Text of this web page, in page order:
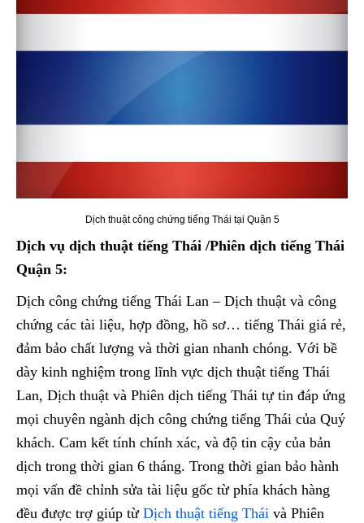
Dịch thuật công chứng tiếng Thái tại Quận 5
Dịch vụ dịch thuật tiếng Thái /Phiên dịch tiếng Thái
Quận 5:
Dịch công chứng tiếng Thái Lan – Dịch thuật và công
chứng các tài liệu, hợp đồng, hồ sơ… tiếng Thái giá rẻ,
đảm bảo chất lượng và thời gian nhanh chóng. Với bề
dày kinh nghiệm trong lĩnh vực dịch thuật tiếng Thái
Lan, Dịch thuật và Phiên dịch tiếng Thái tự tin đáp ứng
mọi chuyên ngành dịch công chứng tiếng Thái của Quý
khách. Cam kết tính chính xác, và độ tin cậy của bản
dịch trong thời gian 6 tháng. Trong thời gian bảo hành
mọi vấn đề chỉnh sửa tài liệu gốc từ phía khách hàng
đều được trợ giúp từ Dịch thuật tiếng Thái và Phiên